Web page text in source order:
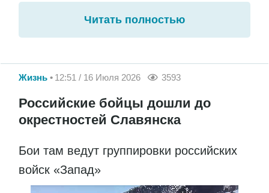
Читать полностью
Жизнь 12:51 / 16 Июля 2026 3593
Российские бойцы дошли до
окрестностей Славянска
Бои там ведут группировки российских
войск «Запад»